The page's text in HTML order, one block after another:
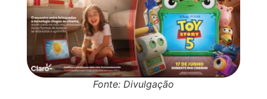
Fonte: Divulgação